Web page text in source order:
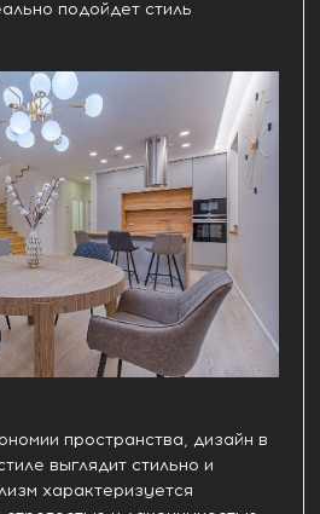
подойдет стиль
пространства, дизайн в
выглядит стильно и
характеризуется